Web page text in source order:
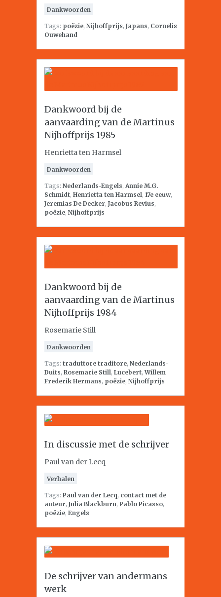
Dankwoorden
Tags: poëzie, Nijhoffprijs, Japans, Cornelis
Ouwehand
Dankwoord bij de
aanvaarding van de Martinus
Nijhoffprijs 1985
Henrietta ten Harmsel
Dankwoorden
Tags: Nederlands-Engels, Annie M.G.
Schmidt, Henrietta ten Harmsel, 17e eeuw,
Jeremias De Decker, Jacobus Revius,
poëzie, Nijhoffprijs
Dankwoord bij de
aanvaarding van de Martinus
Nijhoffprijs 1984
Rosemarie Still
Dankwoorden
Tags: traduttore traditore, Nederlands-
Duits, Rosemarie Still, Lucebert,Willem
Frederik Hermans, poëzie, Nijhoffprijs
In discussie met de schrijver
Paul van der Lecq
Verhalen
Tags: Paul van der Lecq, contact met de
auteur, Julia Blackburn, Pablo Picasso,
poëzie, Engels
De schrijver van andermans
werk